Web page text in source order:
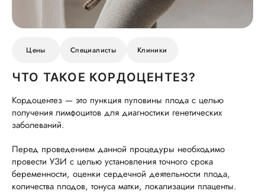
Цены Специалисты Клиники
ЧТО ТАКОЕ КОРДОЦЕНТЕЗ?
Кордоцентез — это пункция пуповины плода с целью
получения лимфоцитов для диагностики генетических
заболеваний.
Перед проведением данной процедуры необходимо
провести УЗИ с целью установления точного срока
беременности, оценки сердечной деятельности плода,
количества плодов, тонуса матки, локализации плаценты.